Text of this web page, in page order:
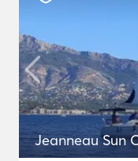
Jeanneau Sun